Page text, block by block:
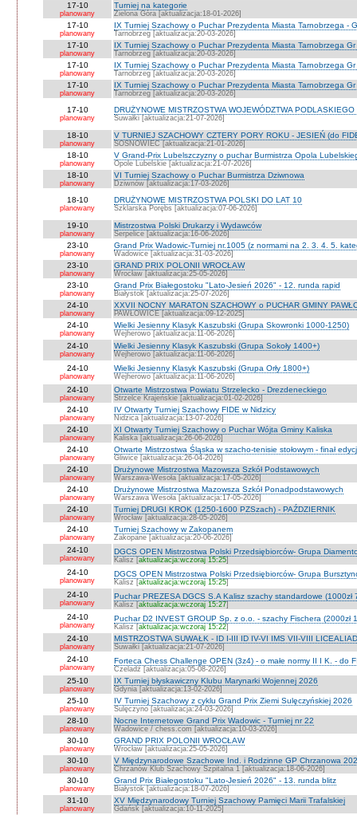
17-10
planowany
Turniej na kategorie
Zielona Góra [aktualizacja:18-01-2026]
17-10
planowany
IX Turniej Szachowy o Puchar Prezydenta Miasta Tarnobrzega -
Tarnobrzeg [aktualizacja:20-03-2026]
17-10
planowany
IX Turniej Szachowy o Puchar Prezydenta Miasta Tarnobrzega
Tarnobrzeg [aktualizacja:20-03-2026]
17-10
planowany
IX Turniej Szachowy o Puchar Prezydenta Miasta Tarnobrzega
Tarnobrzeg [aktualizacja:20-03-2026]
17-10
planowany
IX Turniej Szachowy o Puchar Prezydenta Miasta Tarnobrzega Gr
Tarnobrzeg [aktualizacja:20-03-2026]
17-10
planowany
DRUŻYNOWE MISTRZOSTWA WOJEWÓDZTWA
Suwałki [aktualizacja:21-07-2026]
18-10
planowany
V TURNIEJ SZACHOWY CZTERY PORY ROKU - JESIEŃ (do
SOSNOWIEC [aktualizacja:21-01-2026]
18-10
planowany
V Grand-Prix Lubelszczyzny o puchar Burmistrza Opola
Opole Lubelskie [aktualizacja:21-07-2026]
18-10
planowany
VI Turniej Szachowy o Puchar Burmistrza Dziwnowa
Dziwnów [aktualizacja:17-03-2026]
18-10
planowany
DRUŻYNOWE MISTRZOSTWA POLSKI DO LAT 10
Szklarska Porębs [aktualizacja:07-06-2026]
19-10
planowany
Mistrzostwa Polski Drukarzy i Wydawców
Serpelice [aktualizacja:16-06-2026]
23-10
planowany
Grand Prix Wadowic-Turniej nr.1005 (z normami na 2. 3. 4. 5.
Wadowice [aktualizacja:31-03-2026]
23-10
planowany
GRAND PRIX POLONII WROCŁAW
Wrocław [aktualizacja:25-05-2026]
23-10
planowany
Grand Prix Białegostoku "Lato-Jesień 2026" - 12. runda rapid
Białystok [aktualizacja:25-07-2026]
24-10
planowany
XXVII NOCNY MARATON SZACHOWY o PUCHAR GMINY
PAWŁOWICE [aktualizacja:09-12-2025]
24-10
planowany
Wielki Jesienny Klasyk Kaszubski (Grupa Skowronki 1000-1250)
Wejherowo [aktualizacja:11-06-2026]
24-10
planowany
Wielki Jesienny Klasyk Kaszubski (Grupa Sokoły 1400+)
Wejherowo [aktualizacja:11-06-2026]
24-10
planowany
Wielki Jesienny Klasyk Kaszubski (Grupa Orły 1800+)
Wejherowo [aktualizacja:11-06-2026]
24-10
planowany
Otwarte Mistrzostwa Powiatu Strzelecko - Drezdeneckiego
Strzelce Krajeńskie [aktualizacja:01-02-2026]
24-10
planowany
IV Otwarty Turniej Szachowy FIDE w Nidzicy
Nidzica [aktualizacja:13-07-2026]
24-10
planowany
XI Otwarty Turniej Szachowy o Puchar Wójta Gminy Kaliska
Kaliska [aktualizacja:26-06-2026]
24-10
planowany
Otwarte Mistrzostwa Śląska w szacho-tenisie stołowym - finał
Gliwice [aktualizacja:26-04-2026]
24-10
planowany
Drużynowe Mistrzostwa Mazowsza Szkół Podstawowych
Warszawa-Wesoła [aktualizacja:17-05-2026]
24-10
planowany
Drużynowe Mistrzostwa Mazowsza Szkół Ponadpodstawowych
Warszawa Wesoła [aktualizacja:17-05-2026]
24-10
planowany
Turniej DRUGI KROK (1250-1600 PZSzach) - PAŹDZIERNIK
Wrocław [aktualizacja:28-05-2026]
24-10
planowany
Turniej Szachowy w Zakopanem
Zakopane [aktualizacja:20-06-2026]
24-10
planowany
DGCS OPEN Mistrzostwa Polski Przedsiębiorców- Grupa
Kalisz [aktualizacja:wczoraj 15:25]
24-10
planowany
DGCS OPEN Mistrzostwa Polski Przedsiębiorców- Grupa
Kalisz [aktualizacja:wczoraj 15:25]
24-10
planowany
Puchar PREZESA DGCS S.A Kalisz szachy standardowe (1000zł
Kalisz [aktualizacja:wczoraj 15:27]
24-10
planowany
Puchar D2 INVEST GROUP Sp. z o.o. - szachy Fischera (2000zł
Kalisz [aktualizacja:wczoraj 15:22]
24-10
planowany
MISTRZOSTWA SUWAŁK - ID I-III ID IV-VI IMS VII-VIII
Suwałki [aktualizacja:21-07-2026]
24-10
planowany
Forteca Chess Challenge OPEN (3z4) - o małe normy II I K. - do
Czeladź [aktualizacja:05-08-2026]
25-10
planowany
IX Turniej błyskawiczny Klubu Marynarki Wojennej 2026
Gdynia [aktualizacja:13-02-2026]
25-10
planowany
IV Turniej Szachowy z cyklu Grand Prix Ziemi Sulęczyńskiej 2026
Sulęczyno [aktualizacja:24-03-2026]
28-10
planowany
Nocne Internetowe Grand Prix Wadowic - Turniej nr 22
Wadowice / chess.com [aktualizacja:10-03-2026]
30-10
planowany
GRAND PRIX POLONII WROCŁAW
Wrocław [aktualizacja:25-05-2026]
30-10
planowany
V Międzynarodowe Szachowe Ind. i Rodzinne GP Chrzanowa
Chrzanów Klub Szachowy Szpitalna 1 [aktualizacja:18-06-2026]
30-10
planowany
Grand Prix Białegostoku "Lato-Jesień 2026" - 13. runda blitz
Białystok [aktualizacja:18-07-2026]
31-10
planowany
XV Międzynarodowy Turniej Szachowy Pamięci Marii Trafalskiej
Gdańsk [aktualizacja:10-11-2025]